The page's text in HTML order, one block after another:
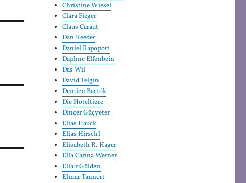
Christine Wiesel
Clara Fieger
Claus Caraut
Dan Reeder
Daniel Rapoport
Daphne Elfenbein
Das Wil
David Telgin
Demien Bartók
Die Hoteltiere
Dinçer Güçyeter
Elias Hauck
Elias Hirschl
Elisabeth R. Hager
Ella Carina Werner
Ella:r Gülden
Elmar Tannert